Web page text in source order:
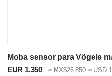
Moba sensor para Vögele
EUR 1,350
≈ MX$26,850 ≈ USD